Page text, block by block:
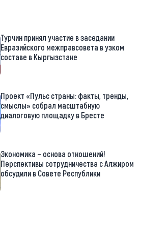
Турчин принял участие в заседании
Евразийского межправсовета в узком
составе в Кыргызстане
Проект «Пульс страны: факты, тренды,
смыслы» собрал масштабную
диалоговую площадку в Бресте
Экономика – основа отношений!
Перспективы сотрудничества с Алжиром
обсудили в Совете Республики